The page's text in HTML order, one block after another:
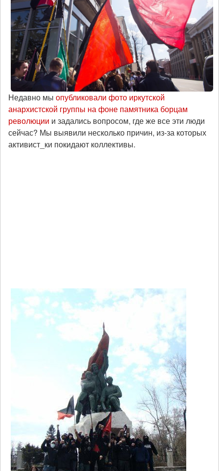
Недавно мы опубликовали фото иркутской
анархистской группы на фоне памятника борцам
революции и задались вопросом, где же все эти люди
сейчас? Мы выявили несколько причин, из-за которых
активист_ки покидают коллективы.